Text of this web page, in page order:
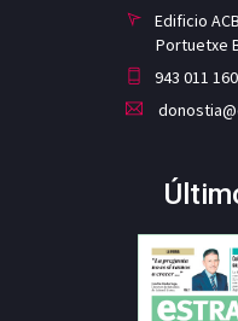
Edificio
Portuetxe
943 011 160